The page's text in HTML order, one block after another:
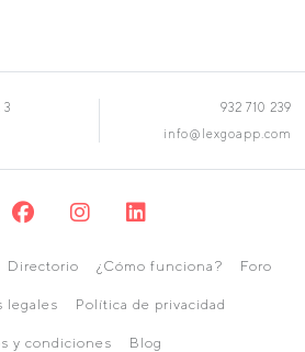
3
932 710 239
info@lexgoapp.com
Directorio ¿Cómo funciona? Foro
legales Política de privacidad
y condiciones Blog